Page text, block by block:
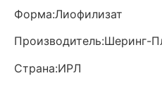
Форма:Лиофилизат
Производитель:Шеринг-
Страна:ИРЛ